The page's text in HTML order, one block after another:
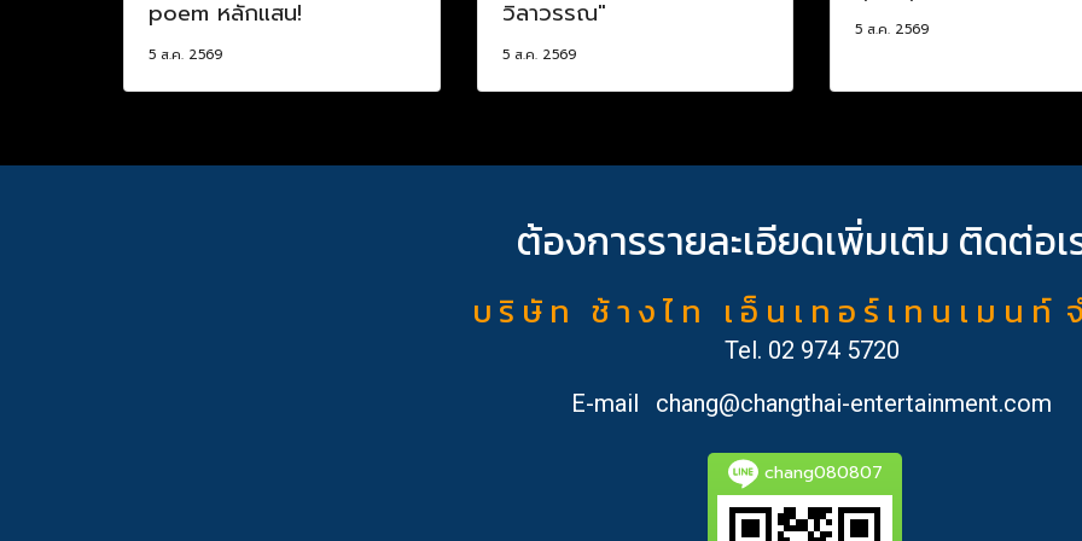
poem หลักแสน!
5 ส.ค. 2569
วิลาวรรณ"
5 ส.ค. 2569
5 ส.ค. 2569
ต้องการรายละเอียดเพิ่มเติม ติดต่อเ
บ ริ ษั ท ช้ า ง ไ ท เ อ็ น เ ท อ ร์ เ ท น เ ม น ท์
Tel. 02 974 5720
E-mail
chang@changthai-entertainment.com
chang080807